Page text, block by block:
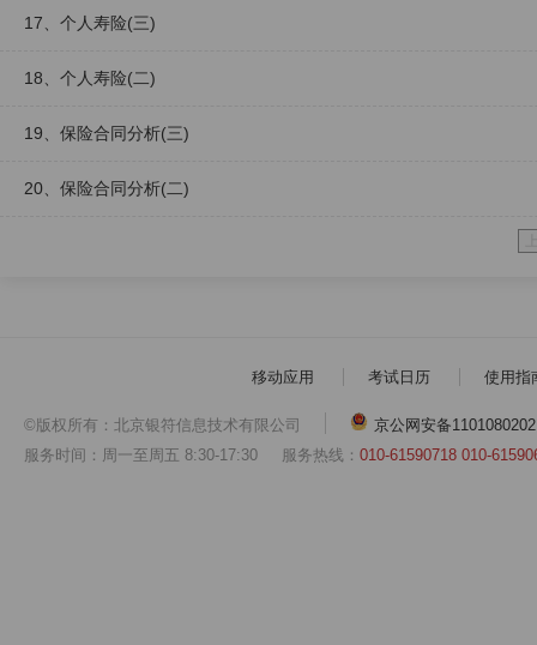
17、个人寿险(三)
18、个人寿险(二)
19、保险合同分析(三)
20、保险合同分析(二)
移动应用 考试日历 使用指
©版权所有：北京银符信息技术有限公司
京公网安备
服务时间：周一至周五 8:30-17:30 服务热线： 010-61590718 010-